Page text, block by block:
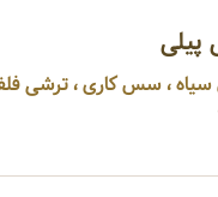
پیلی
، سس کاری ، ترشی